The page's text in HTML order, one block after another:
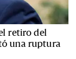
retiro del
una ruptura